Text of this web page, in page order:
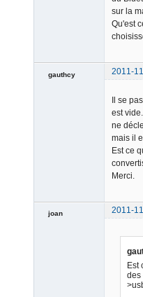
sur la
Qu'est
gauthcy
2011-
Il se
est
ne
mais il
Est ce
Merci.
joan 2011-
Est
des